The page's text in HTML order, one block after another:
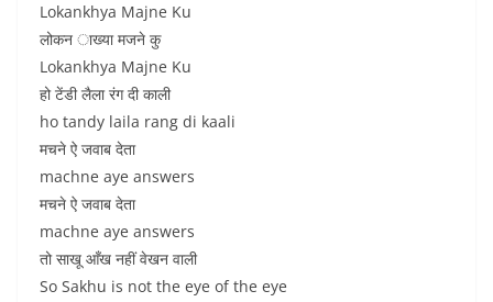
Lokankhya Majne Ku
लोकन ाख्या मजने कु
Lokankhya Majne Ku
हो टेंडी लैला रंग दी काली
ho tandy laila rang di kaali
मचने ऐ जवाब देता
machne aye answers
मचने ऐ जवाब देता
machne aye answers
तो साखू आँख नहीं वेखन वाली
So Sakhu is not the eye of the eye